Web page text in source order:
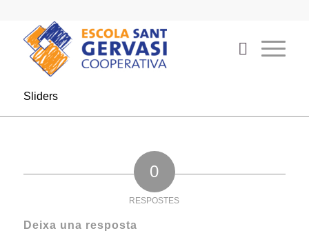
Sliders
0
RESPOSTES
Deixa una resposta